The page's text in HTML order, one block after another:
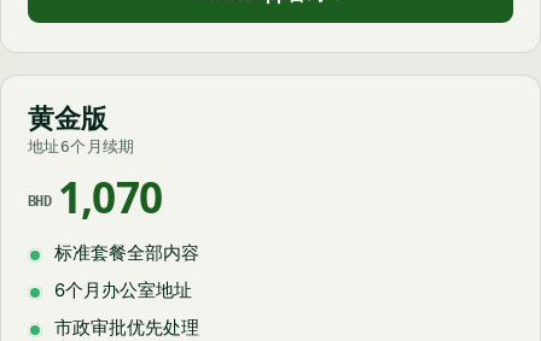
黄金版
地址6个月续期
BHD 1,070
标准套餐全部内容
6个月办公室地址
市政审批优先处理